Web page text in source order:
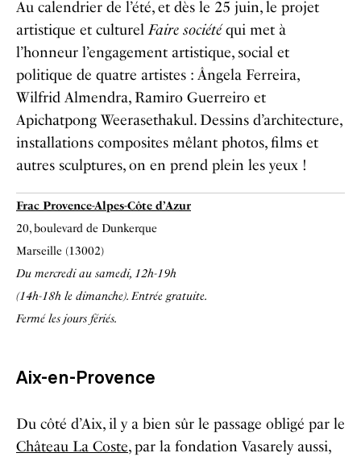
Au calendrier de l’été, et dès le 25 juin, le projet
artistique et culturelFaire sociétéqui met à
l’honneur l’engagement artistique, social et
politique de quatre artistes : Ângela Ferreira,
Wilfrid Almendra, Ramiro Guerreiro et
Apichatpong Weerasethakul. Dessins d’architecture,
installations composites mêlant photos, films et
autres sculptures, on en prend plein les yeux !
Frac Provence-Alpes-Côte d’Azur
20, boulevard de Dunkerque
Marseille (13002)
Du mercredi au samedi, 12h-19h
(14h-18h le dimanche). Entrée gratuite.
Fermé les jours fériés.
Aix-en-Provence
Du côté d’Aix, il y a bien sûr le passage obligé par le
Château La Coste, par la fondation Vasarely aussi,